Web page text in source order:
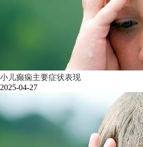
小儿癫痫主要症状表现
2025-04-27